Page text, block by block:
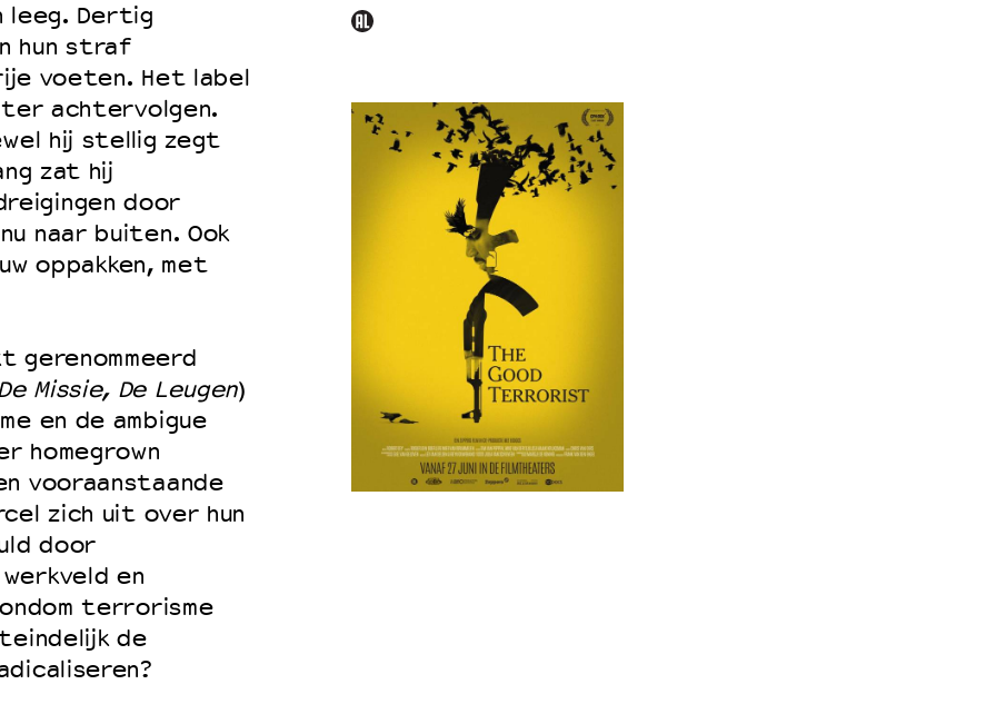
leeg. Dertig
hun straf
voeten. Het label
achtervolgen.
hij stellig zegt
zat hij
door
naar buiten. Ook
oppakken, met
gerenommeerd
Missie, De Leugen)
en de ambigue
homegrown
vooraanstaande
zich uit over hun
door
en
terrorisme
de